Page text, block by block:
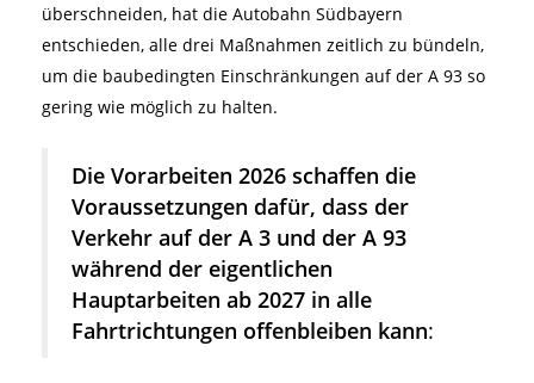
überschneiden, hat die Autobahn Südbayern
entschieden, alle drei Maßnahmen zeitlich zu bündeln,
um die baubedingten Einschränkungen auf der A 93 so
gering wie möglich zu halten.
Die Vorarbeiten 2026 schaffen die
Voraussetzungen dafür, dass der
Verkehr auf der A 3 und der A 93
während der eigentlichen
Hauptarbeiten ab 2027 in alle
Fahrtrichtungen offenbleiben kann: